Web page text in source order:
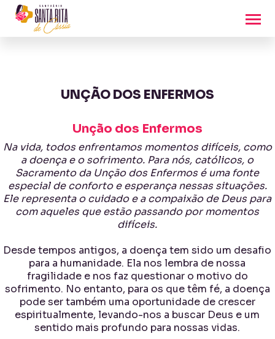
UNÇÃO DOS ENFERMOS
Unção dos Enfermos
Na vida, todos enfrentamos momentos difíceis, como
a doença e o sofrimento. Para nós, católicos, o
Sacramento da Unção dos Enfermos é uma fonte
especial de conforto e esperança nessas situações.
Ele representa o cuidado e a compaixão de Deus para
com aqueles que estão passando por momentos
difíceis.
Desde tempos antigos, a doença tem sido um desafio
para a humanidade. Ela nos lembra de nossa
fragilidade e nos faz questionar o motivo do
sofrimento. No entanto, para os que têm fé, a doença
pode ser também uma oportunidade de crescer
espiritualmente, levando-nos a buscar Deus e um
sentido mais profundo para nossas vidas.